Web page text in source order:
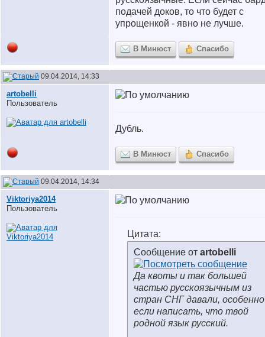
подачей доков, то что будет с
упрощенкой - явно не лучше.
В Минюст Спасибо
09.04.2014, 14:33
artobelli
Пользователь
Дубль.
В Минюст Спасибо
09.04.2014, 14:34
Viktoriya2014
Пользователь
Цитата:
Сообщение от artobelli
Да квоты и так большей
частью русскоязычным из
стран СНГ давали, особенно
если написать, что твой
родной язык русский.